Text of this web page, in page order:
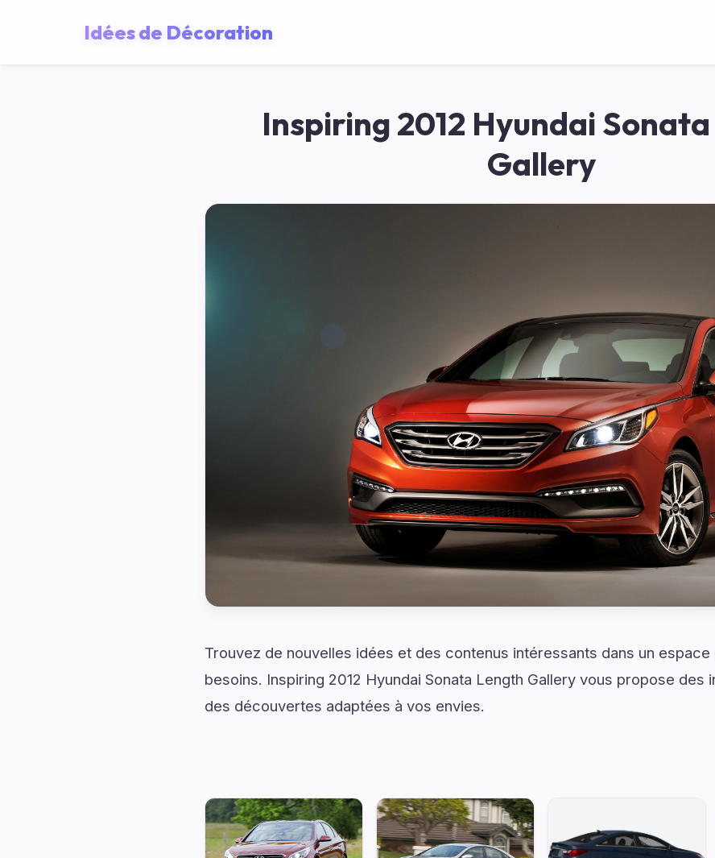
Idées de Décoration
Inspiring 2012 Hyundai
Gallery
Trouvez de nouvelles idées et des contenus intéressants dans un
besoins. Inspiring 2012 Hyundai Sonata Length Gallery vous propose des
des découvertes adaptées à vos envies.